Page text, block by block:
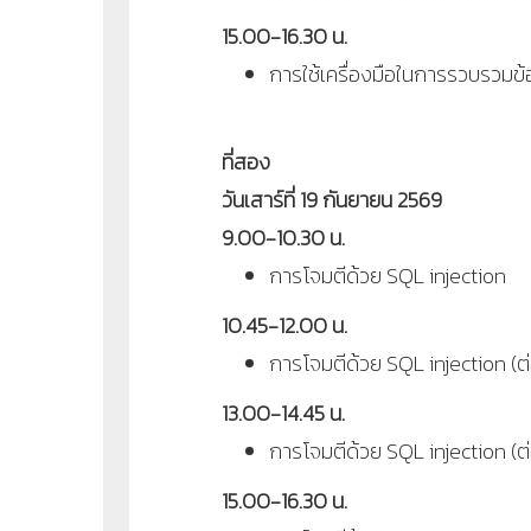
15.00-16.30 น.
การใช้เครื่องมือในการรวบรวม
ที่สอง
วันเสาร์ที่ 19 กันยายน 2569
9.00-10.30 น.
การโจมตีด้วย SQL injection
10.45-12.00 น.
การโจมตีด้วย SQL injection (
13.00-14.45 น.
การโจมตีด้วย SQL injection (
15.00-16.30 น.